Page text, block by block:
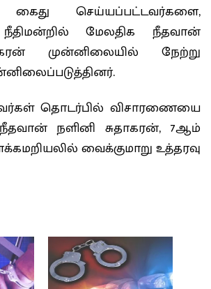
கைது செய்யப்பட்டவர்களை,
மேலதிக நீதவான்
முன்னிலையில் நேற்று
தொடர்பில் விசாரணையை
நளினி சுதாகரன், 7ஆம்
வைக்குமாறு உத்தரவு